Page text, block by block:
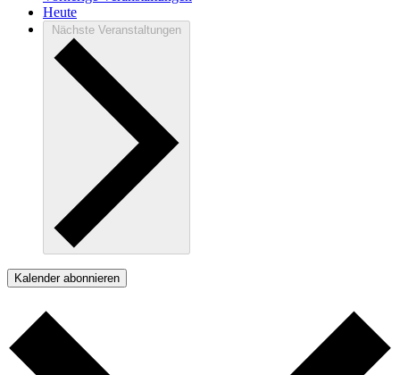
Heute
Nächste Veranstaltungen
Kalender abonnieren